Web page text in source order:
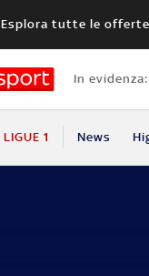
Esplora tutte le offerte
In evidenza:
LIGUE 1 News